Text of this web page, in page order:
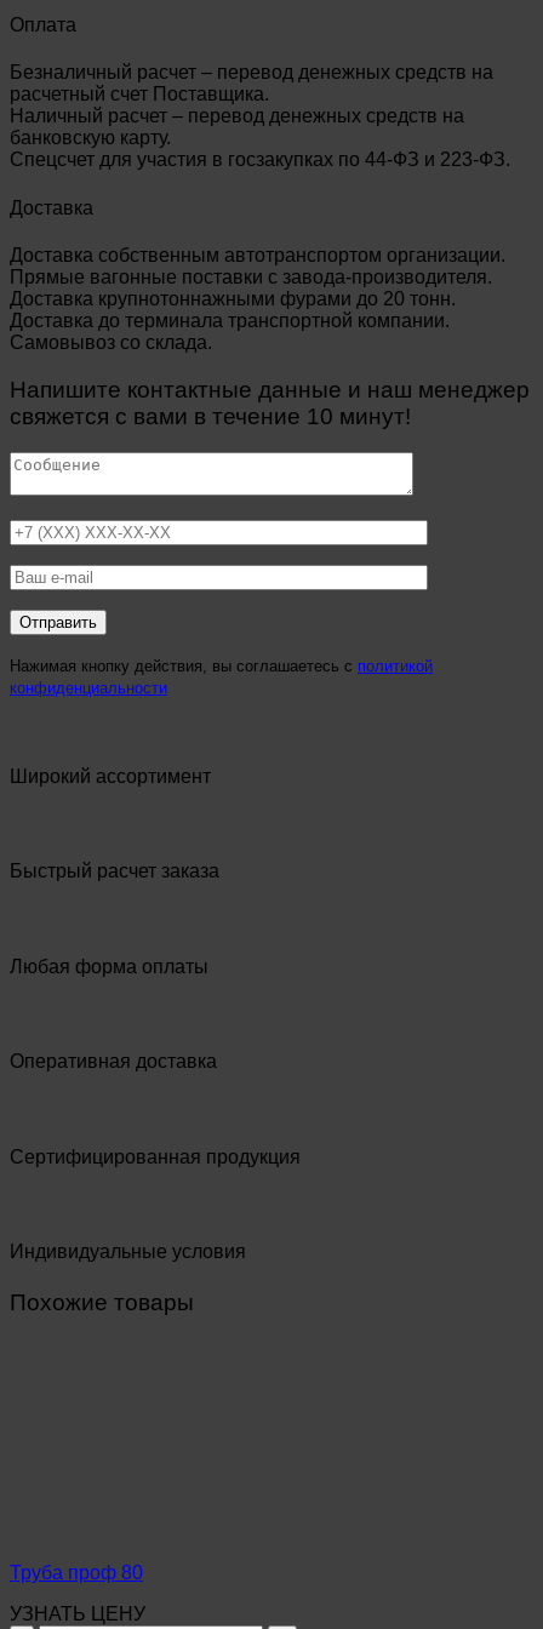
Оплата
Безналичный расчет – перевод денежных средств на
расчетный счет Поставщика.
Наличный расчет – перевод денежных средств на
банковскую карту.
Спецсчет для участия в госзакупках по 44-ФЗ и 223-ФЗ.
Доставка
Доставка собственным автотранспортом организации.
Прямые вагонные поставки с завода-производителя.
Доставка крупнотоннажными фурами до 20 тонн.
Доставка до терминала транспортной компании.
Самовывоз со склада.
Напишите контактные данные и наш менеджер
свяжется с вами в течение 10 минут!
Нажимая кнопку действия, вы соглашаетесь с политикой
конфиденциальности
Широкий ассортимент
Быстрый расчет заказа
Любая форма оплаты
Оперативная доставка
Сертифицированная продукция
Индивидуальные условия
Похожие товары
Труба проф 80
УЗНАТЬ ЦЕНУ